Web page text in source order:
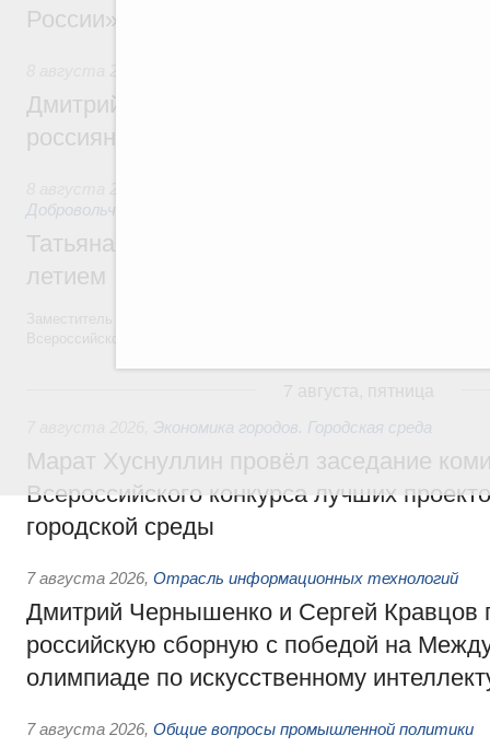
России»
Дмитрий Чернышенко и Михаил
россиян с Днём физкультурника
Добровольчество и волонтёрство. Благотворительность
Татьяна Голикова поздравила
летием
Экономика городов. Городская среда
Марат Хуснуллин провёл заседание
Всероссийского конкурса лучших
городской среды
7 августа 2026, Отрасль информационных технологий
Дмитрий Чернышенко и Сергей Кравцов
российскую сборную с победой на
олимпиаде по искусственному
7 августа 2026, Общие вопросы промышленной политики